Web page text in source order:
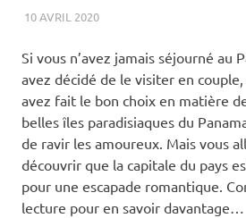
10 AVRIL 2020VACANCES
Si vous n’avez jamais séjourné au
avez décidé de le visiter en
avez fait le bon choix en matière
belles îles paradisiaques du
de ravir les amoureux. Mais vous
découvrir que la capitale du pays
pour une escapade romantique.
lecture pour en savoir davantage…